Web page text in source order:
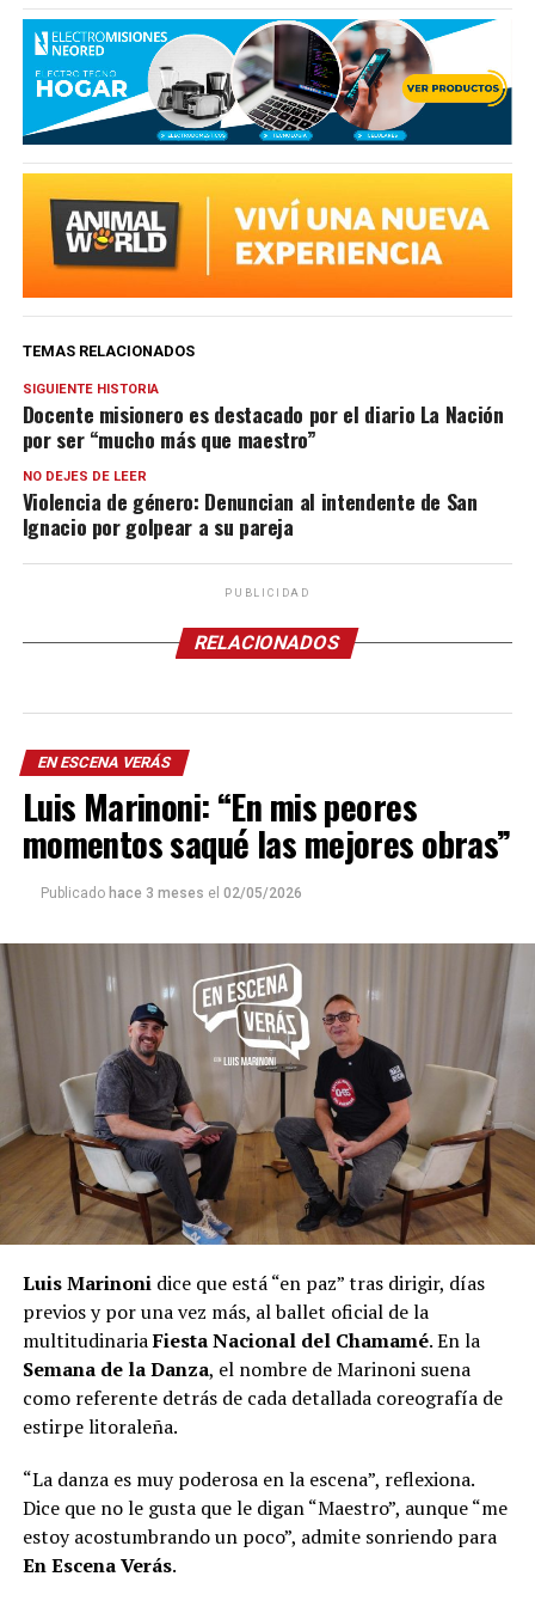
TEMAS RELACIONADOS
SIGUIENTE HISTORIA
Docente misionero es destacado por el diario La Nación
por ser “mucho más que maestro”
NO DEJES DE LEER
Violencia de género: Denuncian al intendente de San
Ignacio por golpear a su pareja
PUBLICIDAD
RELACIONADOS
EN ESCENA VERÁS
Luis Marinoni: “En mis peores
momentos saqué las mejores obras”
Publicado hace 3 meses el 02/05/2026
Luis Marinonidice que está “en paz” tras dirigir, días
previos y por una vez más, al ballet oficial de la
multitudinariaFiesta Nacional del Chamamé. En la
Semana de la Danza, el nombre de Marinoni suena
como referente detrás de cada detallada coreografía de
estirpe litoraleña.
“La danza es muy poderosa en la escena”, reflexiona.
Dice que no le gusta que le digan “Maestro”, aunque “me
estoy acostumbrando un poco”, admite sonriendo para
En Escena Verás.